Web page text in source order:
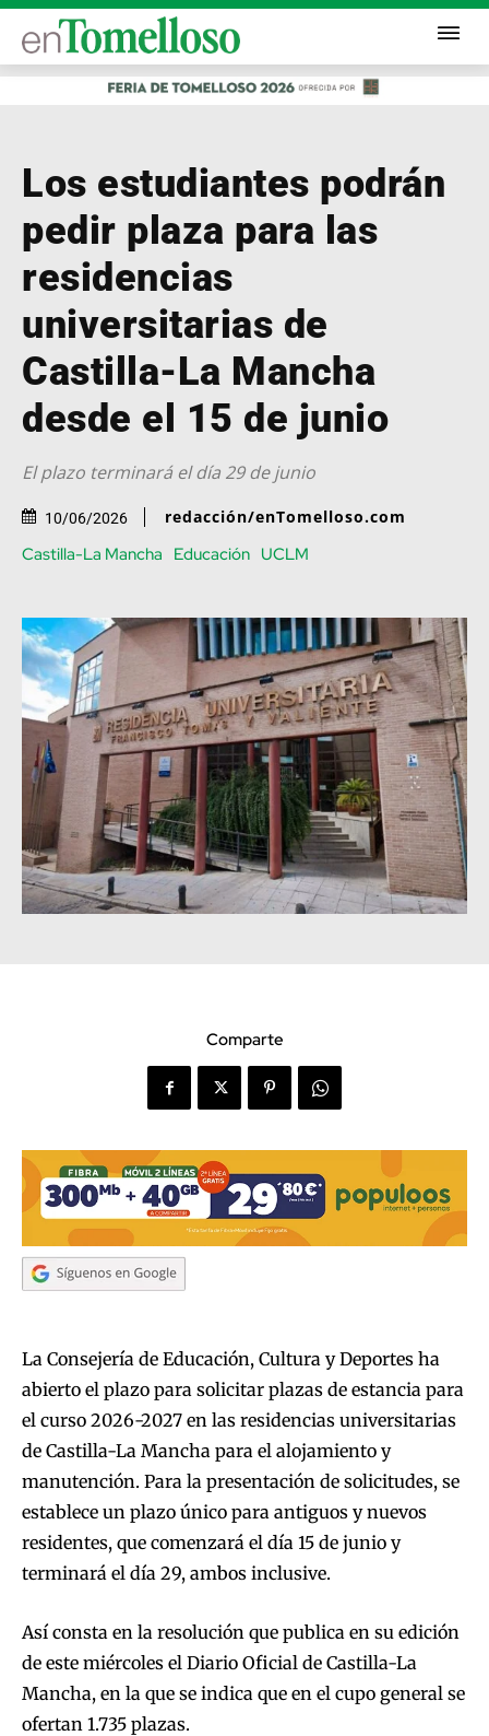
Los estudiantes podrán
pedir plaza para las
residencias
universitarias de
Castilla-La Mancha
desde el 15 de junio
El plazo terminará el día 29 de junio
10/06/2026 redacción/enTomelloso.com
Castilla-La Mancha Educación UCLM
Comparte
La Consejería de Educación, Cultura y Deportes ha
abierto el plazo para solicitar plazas de estancia para
el curso 2026-2027 en las residencias universitarias
de Castilla-La Mancha para el alojamiento y
manutención. Para la presentación de solicitudes, se
establece un plazo único para antiguos y nuevos
residentes, que comenzará el día 15 de junio y
terminará el día 29, ambos inclusive.
Así consta en la resolución que publica en su edición
de este miércoles el Diario Oficial de Castilla-La
Mancha, en la que se indica que en el cupo general se
ofertan 1.735 plazas.